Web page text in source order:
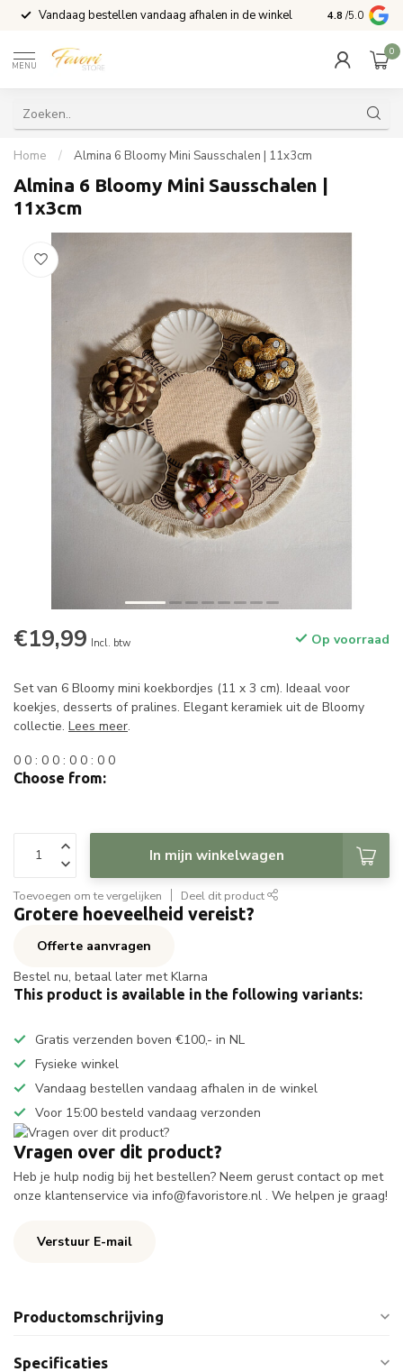
Vandaag bestellen vandaag afhalen in de winkel Voor 15:00
4.8 /5.0
MENU
0
Home / Almina 6 Bloomy Mini Sausschalen | 11x3cm
Almina 6 Bloomy Mini Sausschalen |
11x3cm
€19,99 Incl. btw Op voorraad
Set van 6 Bloomy mini koekbordjes (11 x 3 cm). Ideaal voor
koekjes, desserts of pralines. Elegant keramiek uit de Bloomy
collectie. Lees meer.
0 0 : 0 0 : 0 0 : 0 0
Choose from:
In mijn winkelwagen
Toevoegen om te vergelijken Deel dit product
Grotere hoeveelheid vereist?
Offerte aanvragen
Bestel nu, betaal later met Klarna
This product is available in the following variants:
Gratis verzenden boven €100,- in NL
Fysieke winkel
Vandaag bestellen vandaag afhalen in de winkel
Voor 15:00 besteld vandaag verzonden
Vragen over dit product?
Heb je hulp nodig bij het bestellen? Neem gerust contact op met
onze klantenservice via info@favoristore.nl . We helpen je graag!
Verstuur E-mail
Productomschrijving
Specificaties